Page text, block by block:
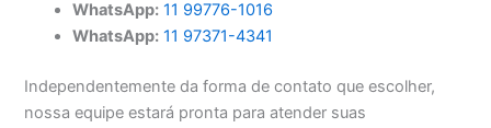
WhatsApp: 11 99776-1016
WhatsApp: 11 97371-4341
Independentemente da forma de contato que escolher,
nossa equipe estará pronta para atender suas